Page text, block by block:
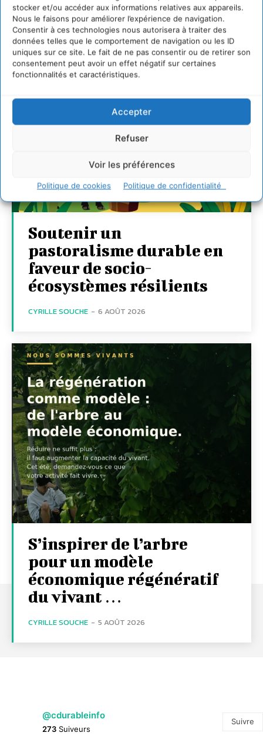
stocker et/ou accéder aux informations relatives aux appareils.
Nous le faisons pour améliorer l’expérience de navigation.
Consentir à ces technologies nous autorisera à traiter des
données telles que le comportement de navigation ou les ID
uniques sur ce site. Le fait de ne pas consentir ou de retirer son
consentement peut avoir un effet négatif sur certaines
fonctionnalités et caractéristiques.
Accepter
Refuser
Voir les préférences
Politique de cookies Politique de confidentialité
Soutenir un
pastoralisme durable en
faveur de socio-
écosystèmes résilients
CYRILLE SOUCHE - 6 AOÛT 2026
S’inspirer de l’arbre
pour un modèle
économique régénératif
du vivant …
CYRILLE SOUCHE - 5 AOÛT 2026
@cdurableinfo
273 Suiveurs
Suivre